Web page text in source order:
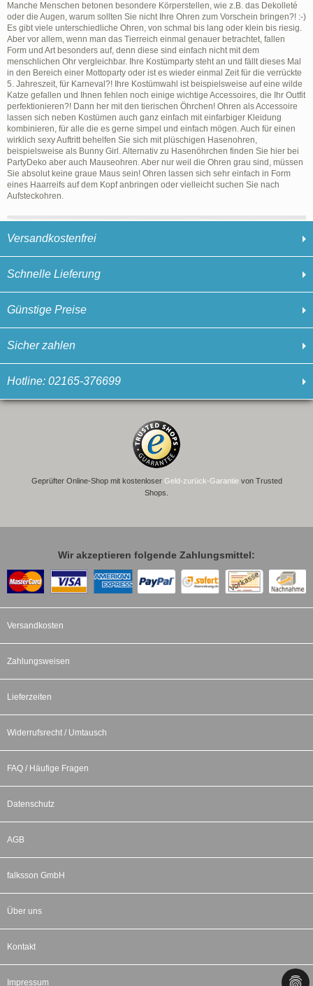
Versandkostenfrei
Schnelle Lieferung
Günstige Preise
Sicher zahlen
Hotline: 02165-376699
Manche Menschen betonen besondere Körperstellen, wie z.B. das Dekolleté
oder die Augen, warum sollten Sie nicht Ihre Ohren zum Vorschein bringen?! :-)
Es gibt viele unterschiedliche Ohren, von schmal bis lang oder klein bis riesig.
Aber vor allem, wenn man das Tierreich einmal genauer betrachtet, fallen
Form und Art besonders auf, denn diese sind einfach nicht mit dem
menschlichen Ohr vergleichbar. Ihre Kostümparty steht an und fällt dieses Mal
in den Bereich einer Mottoparty oder ist es wieder einmal Zeit für die verrückte
5. Jahreszeit, für Karneval?! Ihre Kostümwahl ist beispielsweise auf eine wilde
Katze gefallen und Ihnen fehlen noch einige wichtige Accessoires, die Ihr Outfit
perfektionieren?! Dann her mit den tierischen Öhrchen! Ohren als Accessoire
lassen sich neben Kostümen auch ganz einfach mit einfarbiger Kleidung
kombinieren, für alle die es gerne simpel und einfach mögen. Auch für einen
wirklich sexy Auftritt behelfen Sie sich mit plüschigen Hasenohren,
beispielsweise als Bunny Girl. Alternativ zu Hasenöhrchen finden Sie hier bei
PartyDeko aber auch Mauseohren. Aber nur weil die Ohren grau sind, müssen
Sie absolut keine graue Maus sein! Ohren lassen sich sehr einfach in Form
eines Haarreifs auf dem Kopf anbringen oder vielleicht suchen Sie nach
Aufsteckohren.
Geprüfter Online-Shop mit kostenloser Geld-zurück-Garantievon Trusted
Shops.
Wir akzeptieren folgende Zahlungsmittel:
Versandkosten
Zahlungsweisen
Lieferzeiten
Widerrufsrecht / Umtausch
FAQ / Häufige Fragen
Datenschutz
AGB
falksson GmbH
Über uns
Kontakt
Impressum